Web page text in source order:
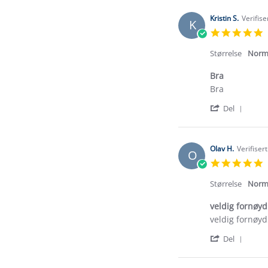
K Kristin S.
Størrelse
Bra
Review
Kristin
on
Oct
2023
review
Bra
Bra
Del
S.
on
3
Oct
O Olav H.
Størrelse
veldig
Review
Olav
on
review
veldig
veldig
Del